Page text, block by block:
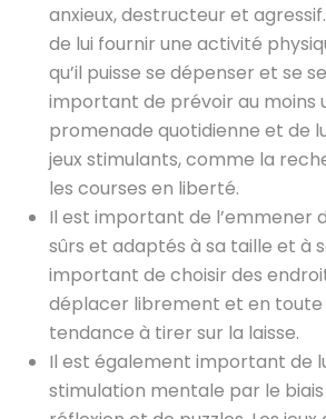
anxieux, destructeur et
de lui fournir une activité
qu’il puisse se dépenser et se
important de prévoir au moins
promenade quotidienne et de
jeux stimulants, comme la
les courses en liberté.
Il est important de l’emmener
sûrs et adaptés à sa taille et à
important de choisir des
déplacer librement et en toute
tendance à tirer sur la laisse.
Il est également important de
stimulation mentale par le biais